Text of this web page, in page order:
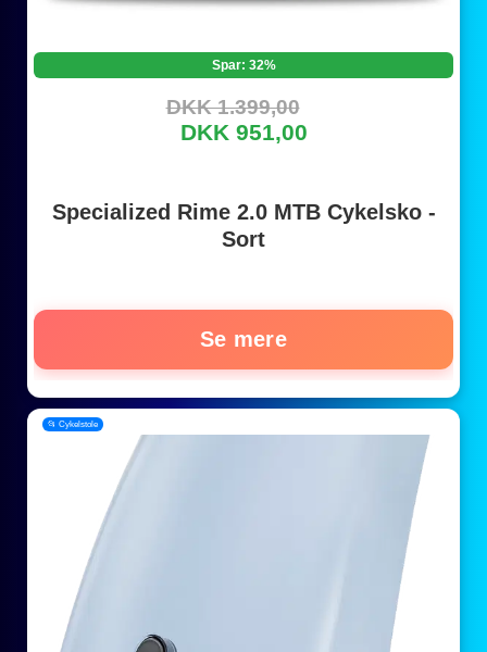
Spar: 32%
DKK 1.399,00
DKK 951,00
Specialized Rime 2.0 MTB Cykelsko -
Sort
Se mere
📂 Cykelstole